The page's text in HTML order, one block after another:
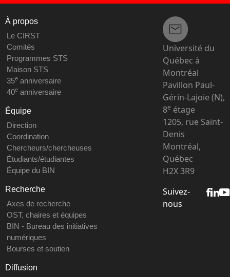
À propos
Le CIRST
Comités
Programmes STS
Maison STS
35eanniversaire
40eanniversaire
Équipe
Direction
Coordination
Chercheurs/chercheuses
Étudiants/étudiantes
Équipe du BIN
Recherche
Axes de recherche
OST, chaires et équipes
BIN - Bureau des initiatives
numériques
Bourses et soutien
Diffusion
Université du
Québec à
Montréal
Pavillon Paul-
Gérin-Lajoie (N),
8e étage
1205, rue Saint-
Denis
Montréal,
Québec
H2X 3R9
Suivez-
nous